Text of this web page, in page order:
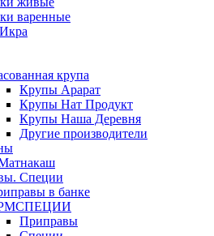
варенные
крупа
Крупы Арарат
Крупы Нат Продукт
Крупы Наша Деревня
Другие производители
Специи
в банке
Приправы